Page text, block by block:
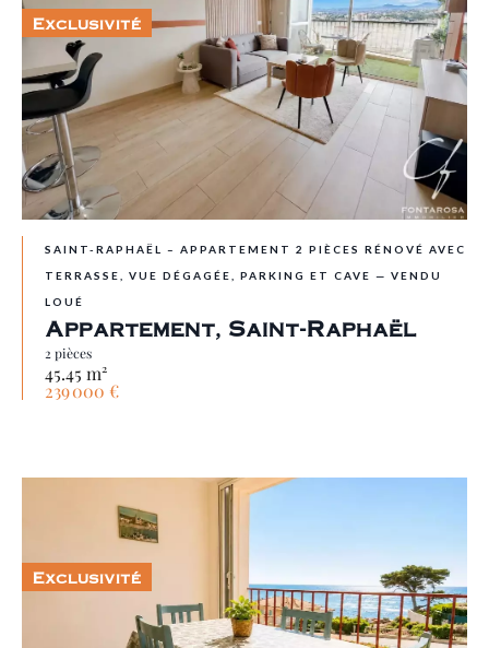
SAINT-RAPHAËL – APPARTEMENT 2 PIÈCES RÉNOVÉ AVEC
TERRASSE, VUE DÉGAGÉE, PARKING ET CAVE — VENDU
LOUÉ
Appartement, Saint-Raphaël
2 pièces
45.45 m²
239 000 €
Exclusivité
Exclusivité